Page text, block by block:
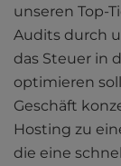
unseren Top-
Audits durch
das Steuer in
optimieren
Geschäft
Hosting zu
die eine